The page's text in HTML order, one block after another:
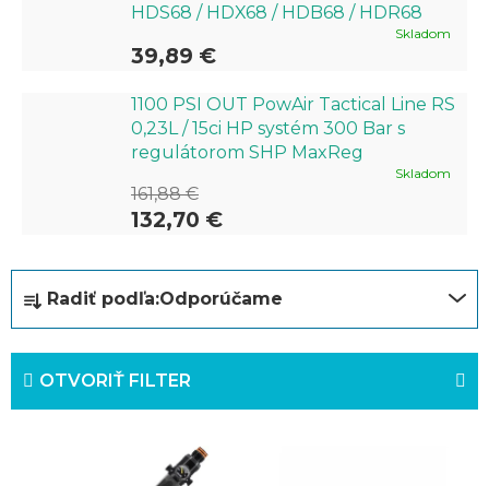
HDS68 / HDX68 / HDB68 / HDR68
Skladom
39,89 €
1100 PSI OUT PowAir Tactical Line RS
0,23L / 15ci HP systém 300 Bar s
regulátorom SHP MaxReg
Skladom
132,70 €
161,88 €
d
e
Radiť podľa:Odporúčame
OTVORIŤ FILTER